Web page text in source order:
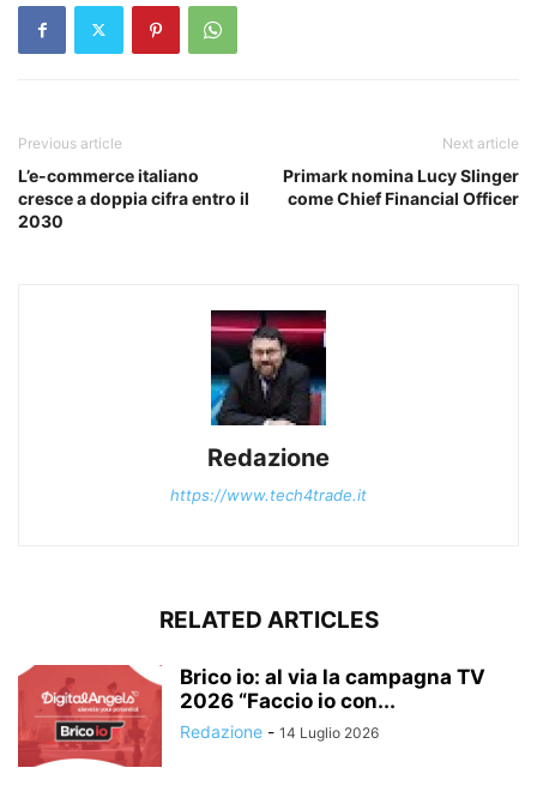
Previous article
L’e-commerce italiano
cresce a doppia cifra entro il
2030
Next article
Primark nomina Lucy Slinger
come Chief Financial Officer
Redazione
https://www.tech4trade.it
RELATED ARTICLES
Brico io: al via la campagna TV
2026 “Faccio io con...
Redazione - 14 Luglio 2026